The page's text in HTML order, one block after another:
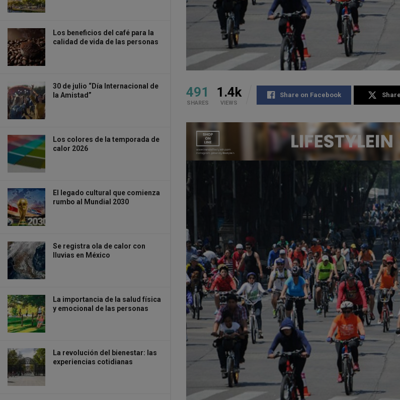
Los beneficios del café para la
calidad de vida de las personas
30 de julio “Día Internacional de
la Amistad”
Los colores de la temporada de
calor 2026
El legado cultural que comienza
rumbo al Mundial 2030
Se registra ola de calor con
lluvias en México
La importancia de la salud física
y emocional de las personas
La revolución del bienestar: las
experiencias cotidianas
491
SHARES
1.4k
VIEWS
Share on Facebook